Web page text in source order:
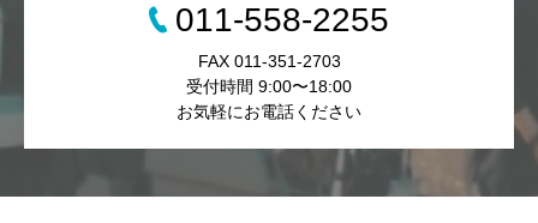
011-558-2255
FAX 011-351-2703
受付時間 9:00〜18:00
お気軽にお電話ください